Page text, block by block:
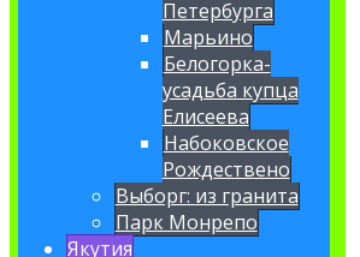
Петербурга
Марьино
Белогорка-
усадьба купца
Елисеева
Набоковское
Рождествено
Выборг: из гранита
Парк Монрепо
Якутия